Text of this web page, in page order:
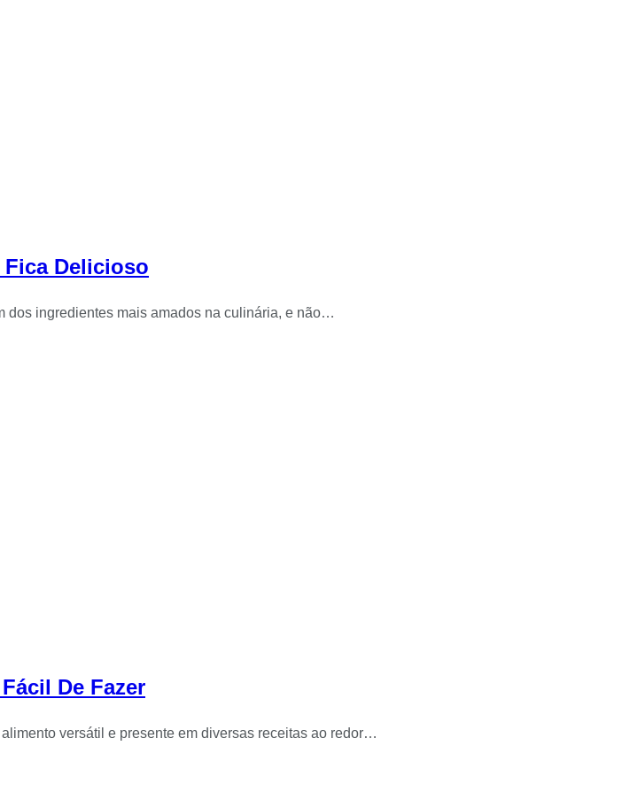
Fica Delicioso
dos ingredientes mais amados na culinária, e não…
De Fazer
versátil e presente em diversas receitas ao redor…